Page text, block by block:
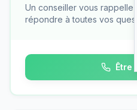
Un conseiller vous rappelle
répondre à toutes vos
Être